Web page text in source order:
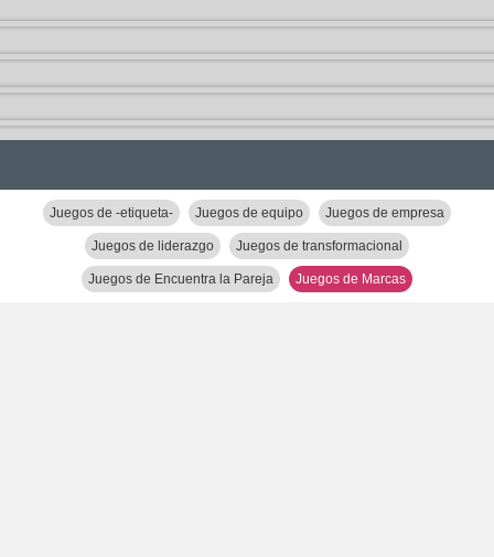
Juegos de -etiqueta- Juegos de equipo Juegos de empresa
Juegos de liderazgo Juegos de transformacional
Juegos de Encuentra la Pareja Juegos de Marcas